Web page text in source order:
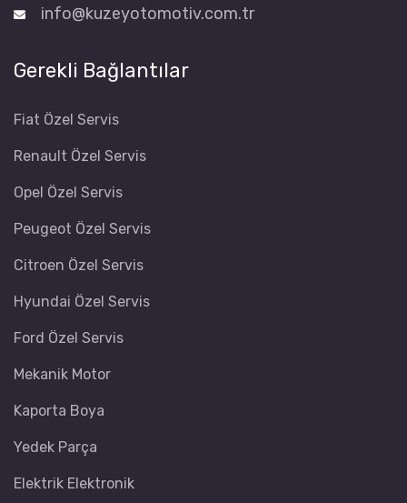
info@kuzeyotomotiv.com.tr
Gerekli Bağlantılar
Fiat Özel Servis
Renault Özel Servis
Opel Özel Servis
Peugeot Özel Servis
Citroen Özel Servis
Hyundai Özel Servis
Ford Özel Servis
Mekanik Motor
Kaporta Boya
Yedek Parça
Elektrik Elektronik